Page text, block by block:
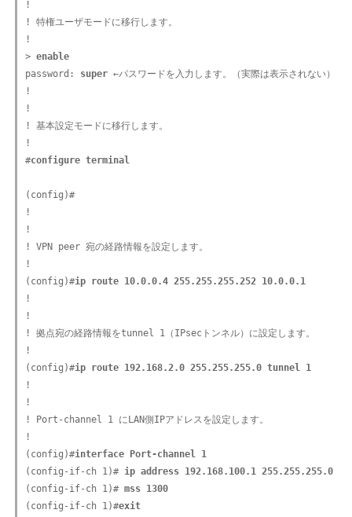
!
! 特権ユーザモードに移行します。
!
> enable
password:
super ←パスワードを入力します。（実際は表示されない）
!
!
! 基本設定モードに移行します。
!
#configure terminal
(config)#
!
!
! VPN peer 宛の経路情報を設定します。
!
(config)#ip route 10.0.0.4 255.255.255.252 10.0.0.1
!
!
! 拠点宛の経路情報をtunnel 1（IPsecトンネル）に設定します。
!
(config)#ip route 192.168.2.0 255.255.255.0 tunnel 1
!
!
! Port-channel 1 にLAN側IPアドレスを設定します。
!
(config)#interface Port-channel 1
(config-if-ch 1)# ip address 192.168.100.1 255.255.255.0
(config-if-ch 1)# mss 1300
(config-if-ch 1)#exit